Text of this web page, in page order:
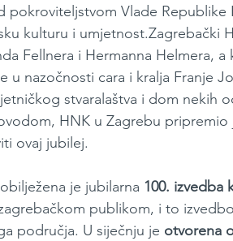
pokroviteljstvom Vlade
kulturu i umjetnost.Zagrebački
Fellnera i Hermanna Helmera, a
nazočnosti cara i kralja Franje
stvaralaštva i dom nekih
HNK u Zagrebu
ovaj jubilej.
je jubilarna 100. izvedba
publikom, i to
područja. U siječnju je otvorena